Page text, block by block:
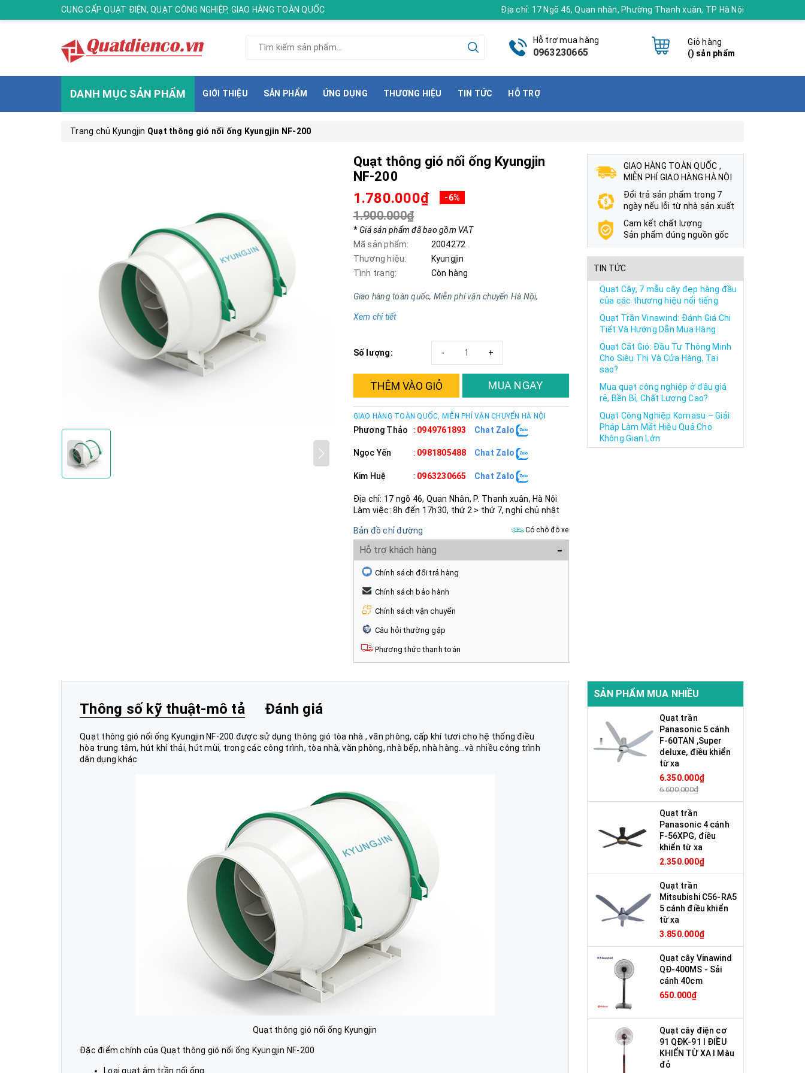
CUNG CẤP QUẠT ĐIỆN, QUẠT CÔNG NGHIỆP, GIAO HÀNG TOÀN QUỐC Địa chỉ: 17 Ngõ 46, Quan nhân, Phường Thanh xuân, TP Hà Nội
Hỗ trợ mua hàng
0963230665
Giỏ hàng
() sản phẩm
DANH MỤC SẢN PHẨM GIỚI THIỆU SẢN PHẨM ỨNG DỤNG THƯƠNG HIỆU TIN TỨC HỖ TRỢ
Trang chủ Kyungjin Quạt thông gió nối ống Kyungjin NF-200
Quạt thông gió nối ống Kyungjin
NF-200
1.780.000₫ -6%
1.900.000₫
*Giá sản phẩm đã bao gồm VAT
Mã sản phẩm:
2004272
Thương hiệu:
Kyungjin
Tình trạng:
Còn hàng
Giao hàng toàn quốc, Miễn phí vận chuyển Hà Nội,
Xem chi tiết
Số lượng: +
-
THÊM VÀO GIỎ MUA NGAY
GIAO HÀNG TOÀN QUỐC, MIỄN PHÍ VẬN CHUYỂN HÀ NỘI
Phương Thảo : 0949761893 Chat Zalo
Ngọc Yến : 0981805488 Chat Zalo
Kim Huệ : 0963230665 Chat Zalo
Địa chỉ: 17 ngõ 46, Quan Nhân, P. Thanh xuân, Hà Nội
Làm việc: 8h đến 17h30, thứ 2 > thứ 7, nghỉ chủ nhật
Bản đồ chỉ đường Có chỗ đỗ xe
Hỗ trợ khách hàng -
Chính sách đổi trả hàng
Chính sách bảo hành
Chính sách vận chuyển
Câu hỏi thường gặp
Phương thức thanh toán
GIAO HÀNG TOÀN QUỐC ,
MIỄN PHÍ GIAO HÀNG HÀ NỘI
Đổi trả sản phẩm trong 7
ngày nếu lỗi từ nhà sản xuất
Cam kết chất lượng
Sản phẩm đúng nguồn gốc
TIN TỨC
Quạt Cây, 7 mẫu cây đẹp hàng đầu
của các thương hiệu nổi tiếng
Quạt Trần Vinawind: Đánh Giá Chi
Tiết Và Hướng Dẫn Mua Hàng
Quạt Cắt Gió: Đầu Tư Thông Minh
Cho Siêu Thị Và Cửa Hàng, Tại
sao?
Mua quạt công nghiệp ở đâu giá
rẻ, Bền Bỉ, Chất Lượng Cao?
Quạt Công Nghiệp Komasu – Giải
Pháp Làm Mát Hiệu Quả Cho
Không Gian Lớn
Thông số kỹ thuật-mô tả Đánh giá
Quạt thông gió nối ống Kyungjin NF-200 được sử dụng thông gió tòa nhà , văn phòng, cấp khí tươi cho hệ thống điều
hòa trung tâm, hút khí thải, hút mùi, trong các công trình, tòa nhà, văn phòng, nhà bếp, nhà hàng...và nhiều công trình
dân dụng khác
Quạt thông gió nối ống Kyungjin
Đặc điểm chính của Quạt thông gió nối ống Kyungjin NF-200
Loại quạt âm trần nối ống
SẢN PHẨM MUA NHIỀU
Quạt trần
Panasonic 5 cánh
F-60TAN ,Super
deluxe, điều khiển
từ xa
6.350.000₫
6.600.000₫
Quạt trần
Panasonic 4 cánh
F-56XPG, điều
khiển từ xa
2.350.000₫
Quạt trần
Mitsubishi C56-RA5
5 cánh điều khiển
từ xa
3.850.000₫
Quạt cây Vinawind
QĐ-400MS - Sải
cánh 40cm
650.000₫
Quạt cây điện cơ
91 QĐK-91 I ĐIỀU
KHIỂN TỪ XA I Màu
đỏ